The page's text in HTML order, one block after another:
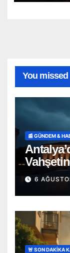
You missed
📰 GÜNDEM &
6
🚨 SON DAKİKA